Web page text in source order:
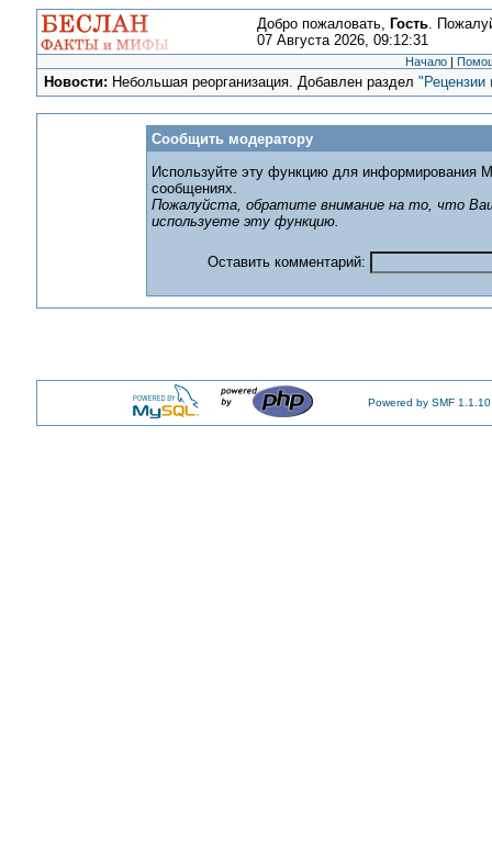
Добро пожаловать, Гость.
07 Августа 2026, 09:12:31
Начало |
Новости: Небольшая реорганизация. Добавлен раздел"Рецензии
Сообщить модератору
Используйте эту функцию для информирования
сообщениях.
Пожалуйста, обратите внимание на то, что
используете эту функцию.
Оставить комментарий:
Powered by SMF 1.1.10